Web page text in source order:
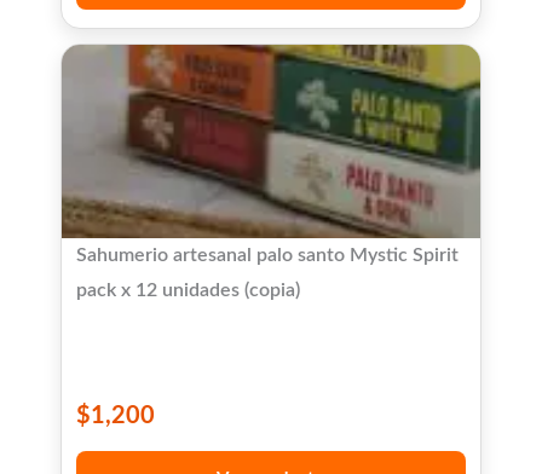
Sahumerio artesanal palo santo Mystic Spirit
pack x 12 unidades (copia)
$1,200